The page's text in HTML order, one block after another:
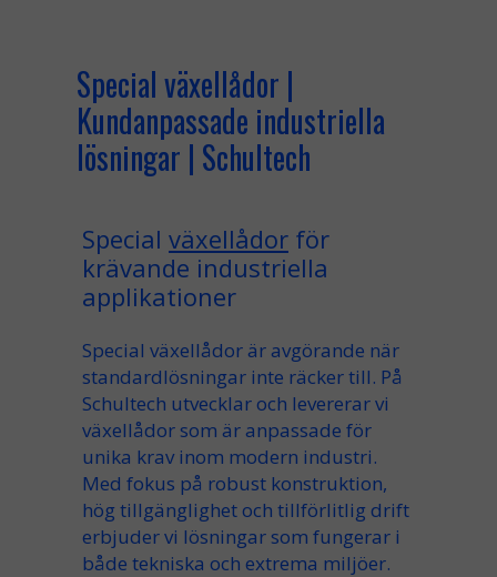
Special växellådor |
Kundanpassade industriella
lösningar | Schultech
Special växellådor för
krävande industriella
applikationer
Special växellådor är avgörande när
standardlösningar inte räcker till. På
Schultech utvecklar och levererar vi
växellådor som är anpassade för
unika krav inom modern industri.
Med fokus på robust konstruktion,
hög tillgänglighet och tillförlitlig drift
erbjuder vi lösningar som fungerar i
både tekniska och extrema miljöer.